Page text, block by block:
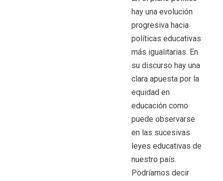
hay una evolución
progresiva hacia
políticas educativas
más igualitarias. En
su discurso hay una
clara apuesta por la
equidad en
educación como
puede observarse
en las sucesivas
leyes educativas de
nuestro país.
Podríamos decir